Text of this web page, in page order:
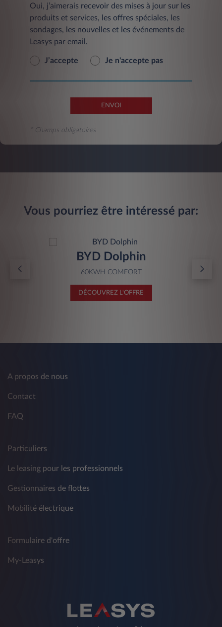
Oui, j’aimerais recevoir des mises à jour sur les
produits et services, les offres spéciales, les
sondages, les nouvelles et les événements de
Leasys par email.
J’accepte Je n'accepte pas
ENVOI
* Champs obligatoires
Vous pourriez être intéressé par:
BYD Dolphin
60KWH COMFORT
DÉCOUVREZ L'OFFRE
A propos de nous
Contact
FAQ
Particuliers
Le leasing pour les professionnels
Gestionnaires de flottes
Mobilité électrique
Formulaire d'offre
My-Leasys